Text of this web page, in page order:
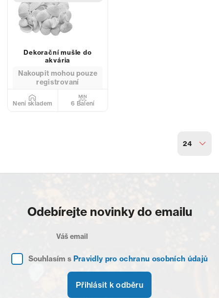
Dekorační mušle do
akvária
Nakoupit mohou pouze
registrovaní
Není skladem 6 Balení
24
Odebírejte novinky do emailu
Souhlasím s Pravidly pro ochranu osobních údajů
Přihlásit k odběru